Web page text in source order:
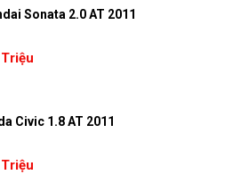
Sonata 2.0 AT 2011
Civic 1.8 AT 2011